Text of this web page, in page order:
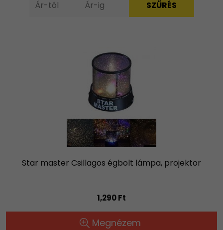
Star master Csillagos égbolt lámpa, projektor
1,290 Ft
Megnézem